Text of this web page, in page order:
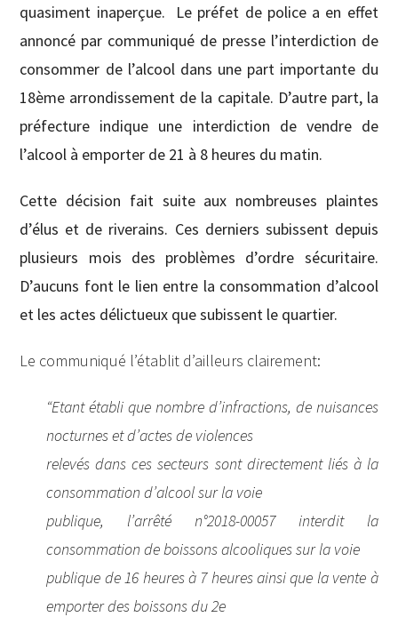
quasiment inaperçue. Le préfet de police a en effet
annoncé par communiqué de presse l’interdiction de
consommer de l’alcool dans une part importante du
18ème arrondissement de la capitale. D’autre part, la
préfecture indique une interdiction de vendre de
l’alcool à emporter de 21 à 8 heures du matin.
Cette décision fait suite aux nombreuses plaintes
d’élus et de riverains. Ces derniers subissent depuis
plusieurs mois des problèmes d’ordre sécuritaire.
D’aucuns font le lien entre la consommation d’alcool
et les actes délictueux que subissent le quartier.
Le communiqué l’établit d’ailleurs clairement:
“Etant établi que nombre d’infractions, de nuisances
nocturnes et d’actes de violences
relevés dans ces secteurs sont directement liés à la
consommation d’alcool sur la voie
publique, l’arrêté n°2018-00057 interdit la
consommation de boissons alcooliques sur la voie
publique de 16 heures à 7 heures ainsi que la vente à
emporter des boissons du 2e